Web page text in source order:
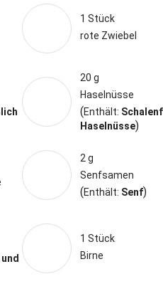
1 Stück
rote Zwiebel
20 g
Haselnüsse
(Enthält:
Haselnüsse)
2 g
Senfsamen
(Enthält: Senf)
1 Stück
Birne